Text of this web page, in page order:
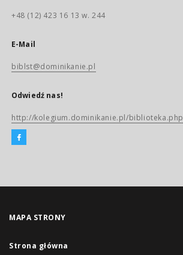
+48 (12) 423 16 13 w. 244
E-Mail
biblst@dominikanie.pl
Odwiedź nas!
http://kolegium.dominikanie.pl/biblioteka.php
MAPA STRONY
Strona główna